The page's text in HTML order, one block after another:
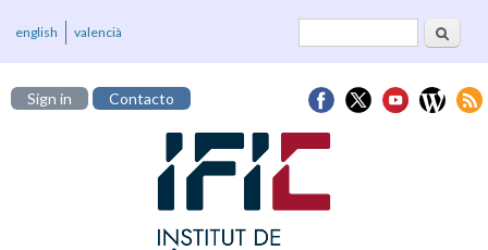
Formulario deBuscar
english valencià
Sign in Contacto